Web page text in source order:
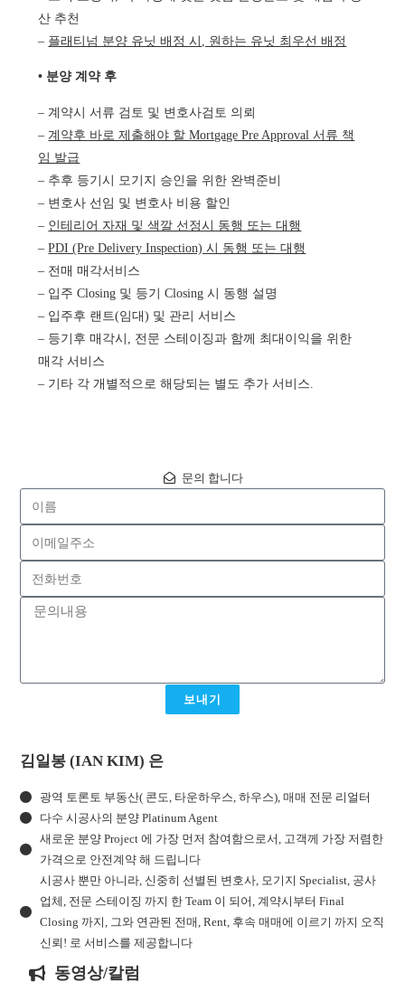
산 추천
– 플래티넘 분양 유닛 배정 시, 원하는 유닛 최우선 배정
• 분양 계약 후
– 계약시 서류 검토 및 변호사검토 의뢰
–계약후 바로 제출해야 할 Mortgage Pre Approval 서류 책
임 발급
– 추후 등기시 모기지 승인을 위한 완벽준비
– 변호사 선임 및 변호사 비용 할인
– 인테리어 자재 및 색깔 선정시 동행 또는 대행
–PDI (Pre Delivery Inspection) 시 동행 또는 대행
– 전매 매각서비스
– 입주 Closing 및 등기 Closing 시 동행 설명
– 입주후 랜트(임대) 및 관리 서비스
– 등기후 매각시, 전문 스테이징과 함께 최대이익을 위한
매각 서비스
– 기타 각 개별적으로 해당되는 별도 추가 서비스.
문의 합니다
보내기
김일봉 (IAN KIM) 은
광역 토론토 부동산( 콘도, 타운하우스, 하우스), 매매 전문 리얼터
다수 시공사의 분양 Platinum Agent
새로운 분양 Project 에 가장 먼저 참여함으로서, 고객께 가장 저렴한
가격으로 안전계약 해 드립니다
시공사 뿐만 아니라, 신중히 선별된 변호사, 모기지 Specialist, 공사
업체, 전문 스테이징 까지 한 Team 이 되어, 계약시부터 Final
Closing 까지, 그와 연관된 전매, Rent, 후속 매매에 이르기 까지 오직
신뢰! 로 서비스를 제공합니다
동영상/칼럼